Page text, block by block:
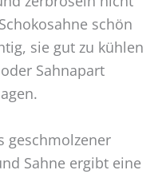
schön
sie gut zu kühlen
Sahnapart
geschmolzener
Sahne ergibt eine